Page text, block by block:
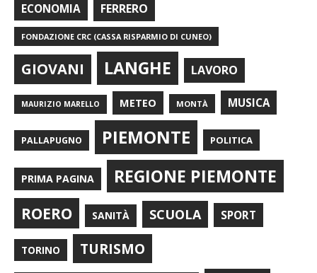
ECONOMIA FERRERO
FONDAZIONE CRC (CASSA RISPARMIO DI CUNEO)
GIOVANI LANGHE LAVORO
MAURIZIO MARELLO METEO MONTÀ MUSICA
PALLAPUGNO PIEMONTE POLITICA
PRIMA PAGINA REGIONE PIEMONTE
ROERO SANITÀ SCUOLA SPORT
TORINO TURISMO